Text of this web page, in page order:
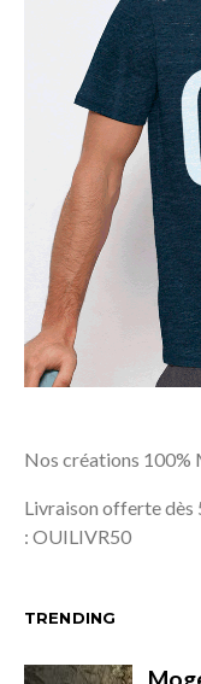
Nos créations 100%
Livraison offerte dès
: OUILIVR50
TRENDING